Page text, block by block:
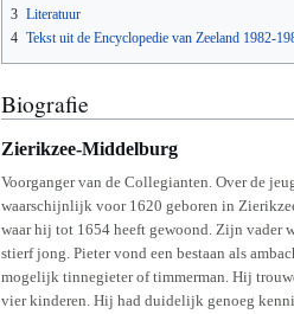
3 Literatuur
4 Tekst uit de Encyclopedie van Zeeland 1982-
Biografie
Zierikzee-Middelburg
Voorganger van de Collegianten. Over de
waarschijnlijk voor 1620 geboren in
waar hij tot 1654 heeft gewoond. Zijn vader
stierf jong. Pieter vond een bestaan als
mogelijk tinnegieter of timmerman. Hij
vier kinderen. Hij had duidelijk genoeg